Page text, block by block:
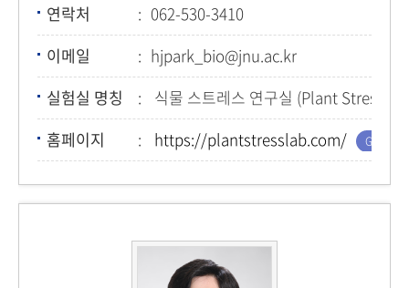
연락처
062-530-3410
이메일
hjpark_bio@jnu.ac.kr
실험실 명칭
식물 스트레스 연구실 (Plant Stress
홈페이지
https://plantstresslab.com/